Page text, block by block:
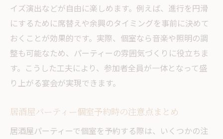
イズ演出などが自由に楽しめます。例えば、進行を円滑
にするために席替えや余興のタイミングを事前に決めて
おくことが効果的です。実際、個室なら音楽や照明の調
整も可能なため、パーティーの雰囲気づくりに役立ちま
す。こうした工夫により、参加者全員が一体となって盛
り上がる宴会が実現できます。
居酒屋パーティー個室予約時の注意点まとめ
居酒屋パーティーで個室を予約する際は、いくつかの注